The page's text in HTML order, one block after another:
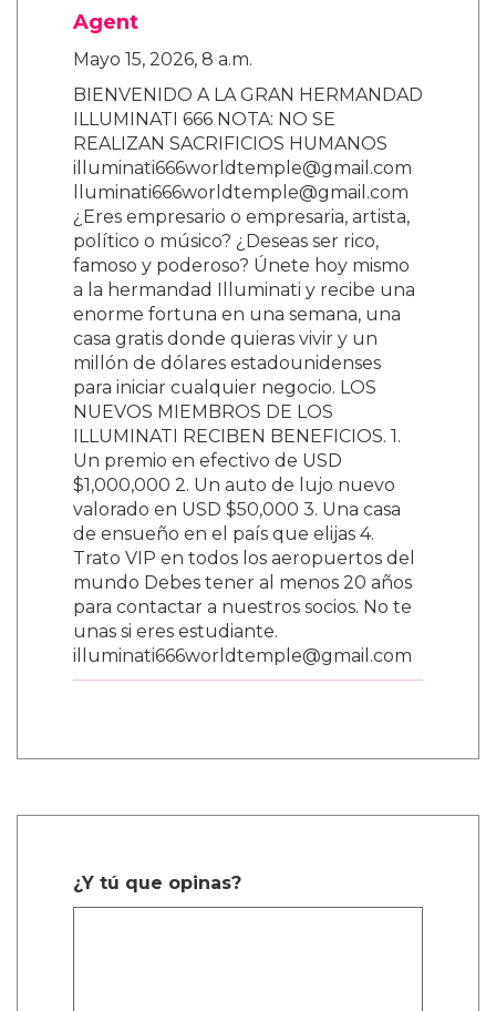
Agent
Mayo 15, 2026, 8 a.m.
BIENVENIDO A LA GRAN HERMANDAD
ILLUMINATI 666 NOTA: NO SE
REALIZAN SACRIFICIOS HUMANOS
illuminati666worldtemple@gmail.com
lluminati666worldtemple@gmail.com
¿Eres empresario o empresaria, artista,
político o músico? ¿Deseas ser rico,
famoso y poderoso? Únete hoy mismo
a la hermandad Illuminati y recibe una
enorme fortuna en una semana, una
casa gratis donde quieras vivir y un
millón de dólares estadounidenses
para iniciar cualquier negocio. LOS
NUEVOS MIEMBROS DE LOS
ILLUMINATI RECIBEN BENEFICIOS. 1.
Un premio en efectivo de USD
$1,000,000 2. Un auto de lujo nuevo
valorado en USD $50,000 3. Una casa
de ensueño en el país que elijas 4.
Trato VIP en todos los aeropuertos del
mundo Debes tener al menos 20 años
para contactar a nuestros socios. No te
unas si eres estudiante.
illuminati666worldtemple@gmail.com
¿Y tú que opinas?